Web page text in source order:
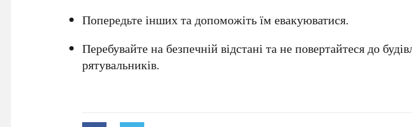
Попередьте інших та допоможіть їм евакуюватися.
Перебувайте на безпечній відстані та не повертайтеся до
рятувальників.